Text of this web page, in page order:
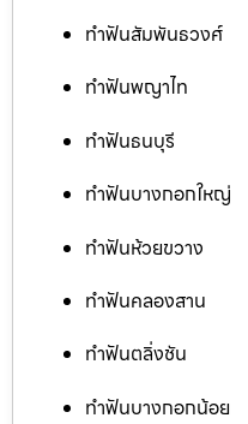
ทำฟันสัมพันธวงศ์
ทำฟันพญาไท
ทำฟันธนบุรี
ทำฟันบางกอกใหญ่
ทำฟันห้วยขวาง
ทำฟันคลองสาน
ทำฟันตลิ่งชัน
ทำฟันบางกอกน้อย